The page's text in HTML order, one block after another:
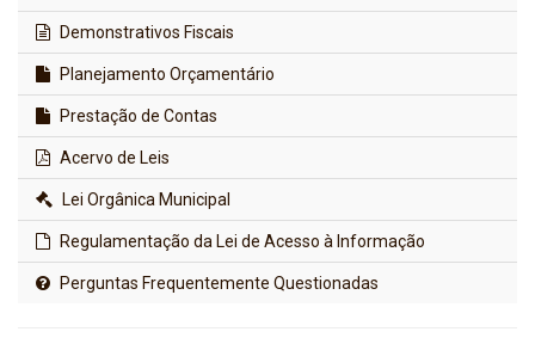
Demonstrativos Fiscais
Planejamento Orçamentário
Prestação de Contas
Acervo de Leis
Lei Orgânica Municipal
Regulamentação da Lei de Acesso à Informação
Perguntas Frequentemente Questionadas